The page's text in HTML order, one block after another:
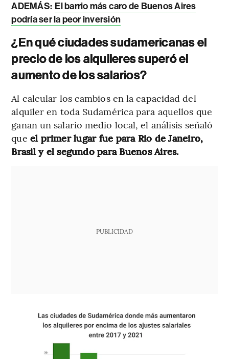
ADEMÁS: El barrio más caro de Buenos Aires
podría ser la peor inversión
¿En qué ciudades sudamericanas el
precio de los alquileres superó el
aumento de los salarios?
Al calcular los cambios en la capacidad del
alquiler en toda Sudamérica para aquellos que
ganan un salario medio local, el análisis señaló
que el primer lugar fue para Rio de Janeiro,
Brasil y el segundo para Buenos Aires.
PUBLICIDAD